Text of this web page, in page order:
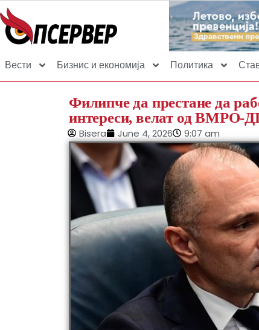
Вести Бизнис и економија Политика
Филипче да престане да
интереси, велат од
Bisera June 4, 2026 9:07 am